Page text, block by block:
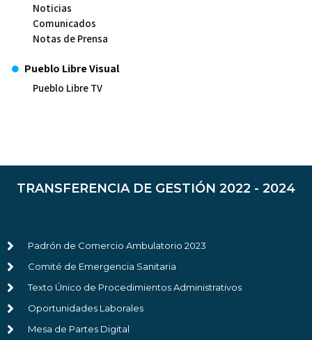
Noticias
Comunicados
Notas de Prensa
Pueblo Libre Visual
Pueblo Libre TV
TRANSFERENCIA DE GESTIÓN 2022 - 2024
Padrón de Comercio Ambulatorio 2023
Comité de Emergencia Sanitaria
Texto Único de Procedimientos Administrativos
Oportunidades Laborales
Mesa de Partes Digital